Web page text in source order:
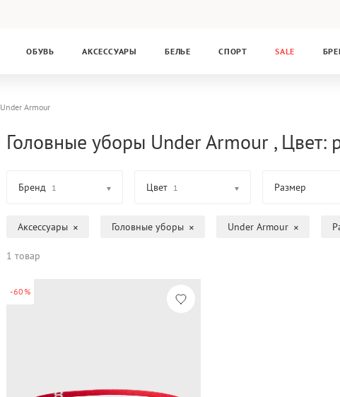
ОБУВЬ АКСЕССУАРЫ БЕЛЬЕ СПОРТ SALE
Under Armour
Головные уборы Under Armour , Цвет:
Бренд 1 Цвет 1 Размер
Аксессуары Головные уборы Under Armour
1 товар
-60%